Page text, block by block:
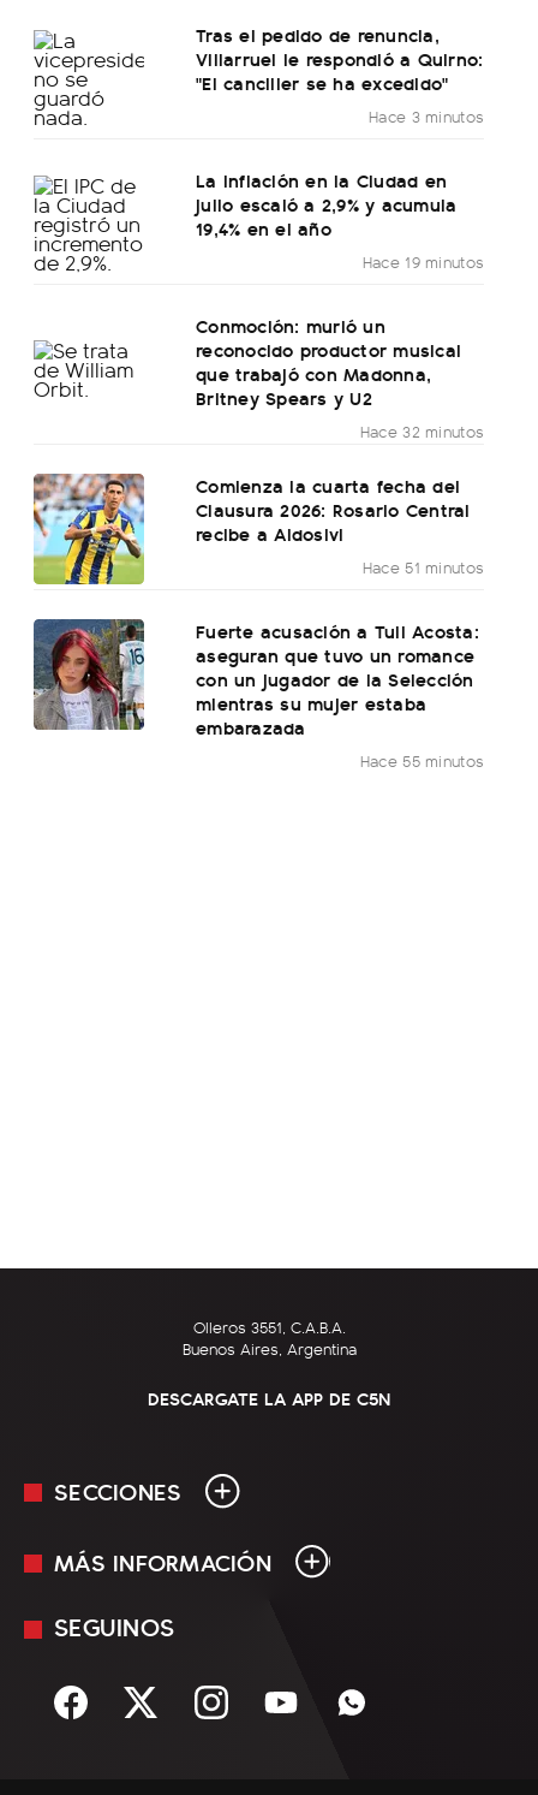
Tras el pedido de renuncia,
Villarruel le respondió a Quirno:
"El canciller se ha excedido"
Hace 3 minutos
La inflación en la Ciudad en
julio escaló a 2,9% y acumula
19,4% en el año
Hace 19 minutos
Conmoción: murió un
reconocido productor musical
que trabajó con Madonna,
Britney Spears y U2
Hace 32 minutos
Comienza la cuarta fecha del
Clausura 2026: Rosario Central
recibe a Aldosivi
Hace 51 minutos
Fuerte acusación a Tuli Acosta:
aseguran que tuvo un romance
con un jugador de la Selección
mientras su mujer estaba
embarazada
Hace 55 minutos
Olleros 3551, C.A.B.A.
Buenos Aires, Argentina
DESCARGATE LA APP DE C5N
SECCIONES
En Vivo
Sociedad
MÁS INFORMACIÓN
Mediakit
Términos y condiciones
SEGUINOS